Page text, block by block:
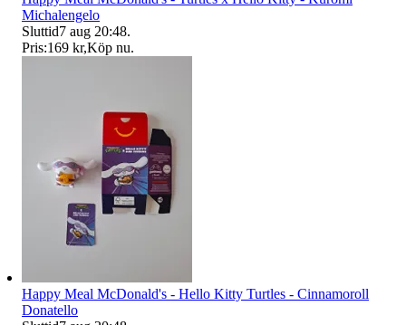
Michalengelo
Sluttid7 aug 20:48.
Pris:169 kr,Köp nu.
Happy Meal McDonald's - Hello Kitty Turtles - Cinnamoroll
Donatello